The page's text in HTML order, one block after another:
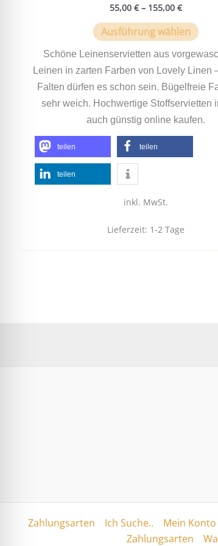
55,00 €– 155,00 €
Ausführung wählen
Schöne Leinenservietten aus
Leinen in zarten Farben von Lovely Linen
Falten dürfen es schon sein. Bügelfreie
sehr weich. Hochwertige Stoffservietten
auch günstig online kaufen.
teilen teilen
teilen
inkl. MwSt.
Lieferzeit: 1-2 Tage
Zahlungsarten Ich Suche.. Mein Konto
Zahlungsarten